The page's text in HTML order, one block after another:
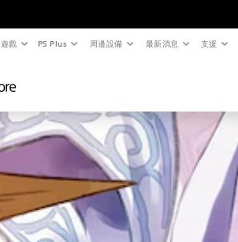
遊戲 PS Plus 周邊設備 最新消息 支援